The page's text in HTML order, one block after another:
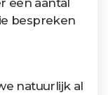
bespreken
natuurlijk al